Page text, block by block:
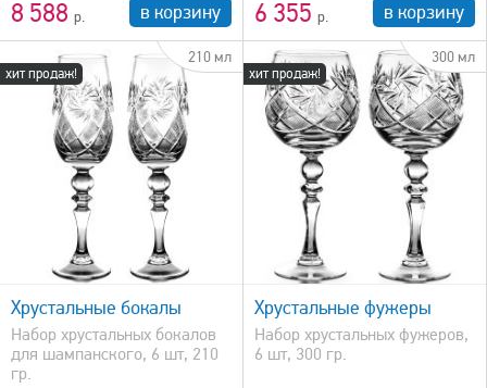
8 588 в корзину 6 355 в корзину
хит продаж!
210 мл
Хрустальные бокалы
Набор хрустальных бокалов
для шампанского, 6 шт, 210
гр.
хит продаж!
300 мл
быстрый просмотр
Хрустальные фужеры
Набор хрустальных фужеров,
6 шт, 300 гр.